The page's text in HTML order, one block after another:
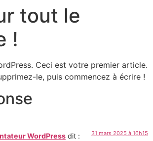
tout le
!
Ceci est votre premier article.
le, puis commencez à écrire !
WordPress dit : 31 mars 2025 à 16h15